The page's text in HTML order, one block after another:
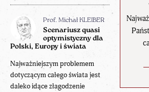
Prof. Michał KLEIBER
Scenariusz quasi
optymistyczny dla
Polski, Europy i świata
Najważniejszym problemem
dotyczącym całego świata jest
daleko idące złagodzenie